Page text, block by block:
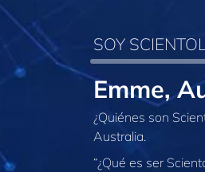
SOY
Emme,
¿Quiénes son
Australia.
“¿Qué es ser